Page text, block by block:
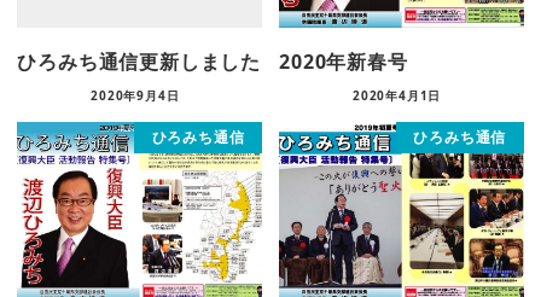
ひろみち通信更新しました
2020年9月4日
2020年新春号
2020年4月1日
ひろみち通信 ひろみち通信